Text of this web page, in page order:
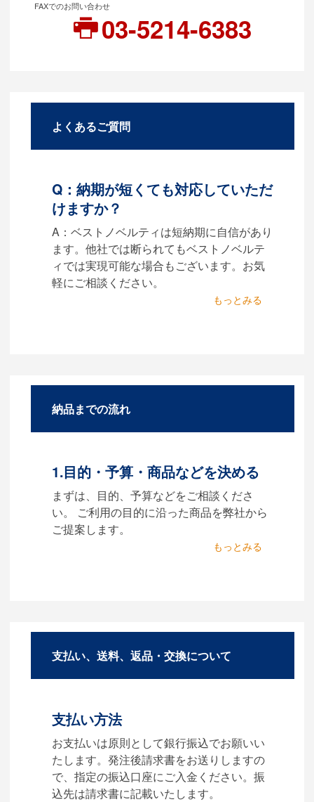
FAXでのお問い合わせ
03-5214-6383
よくあるご質問
Q：納期が短くても対応していただ
けますか？
A：ベストノベルティは短納期に自信があり
ます。他社では断られてもベストノベルテ
ィでは実現可能な場合もございます。お気
軽にご相談ください。
Adobe illustratorのaiファイル
をお持ちであれればそのまま
Q：ウェブサイトに掲載
されていないオリジナル
のノベルティを製作した
談ください。
よくあるご質問をもっとみる
納品までの流れ
1.目的・予算・商品などを決める
まずは、目的、予算などをご相談くださ
い。 ご利用の目的に沿った商品を弊社から
ご提案します。
を弊社からお出しします。
3.発注・データ入稿
りします。
【名入れをする場合】名入れ
に必要なデータをご入稿頂
き、名入れイメージをデータ
でご確認いただきます。
支払い、送料、返品・交換について
支払い方法
お支払いは原則として銀行振込でお願いい
たします。発注後請求書をお送りしますの
で、指定の振込口座にご入金ください。振
込先は請求書に記載いたします。